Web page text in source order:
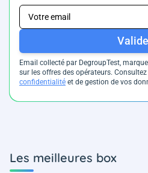
Email collecté par DegroupTest,
sur les offres des opérateurs.
confidentialité et de gestion de vos
Les meilleures box